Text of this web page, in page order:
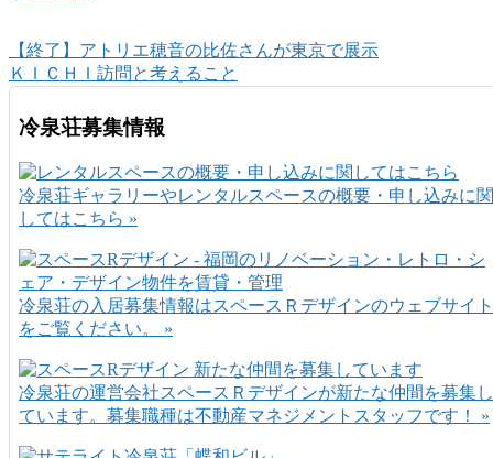
【終了】アトリエ穂音の比佐さんが東京で展示
ＫＩＣＨＩ訪問と考えること
冷泉荘募集情報
冷泉荘ギャラリーやレンタルスペースの概要・申し込みに関
してはこちら »
冷泉荘の入居募集情報はスペースＲデザインのウェブサイト
をご覧ください。 »
冷泉荘の運営会社スペースＲデザインが新たな仲間を募集し
ています。募集職種は不動産マネジメントスタッフです！ »